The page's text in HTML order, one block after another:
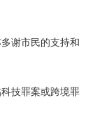
谢市民的支持和
技罪案或跨境罪